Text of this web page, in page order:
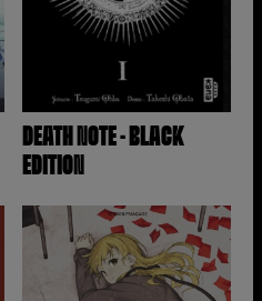
DEATH NOTE - BLACK
EDITION